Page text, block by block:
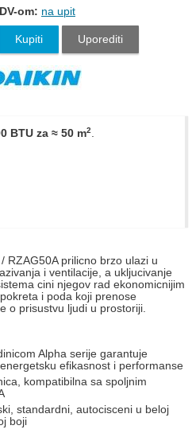
om: na upit
Kupiti Uporediti
BTU za ≈ 50 m2.
RZAG50A prilicno brzo ulazi u
i ventilacije, a ukljucivanje
cini njegov rad ekonomicnijim
i poda koji prenose
o prisustvu ljudi u prostoriji.
Alpha serije garantuje
efikasnost i performanse
kompatibilna sa spoljnim
standardni, autocisceni u beloj
boji